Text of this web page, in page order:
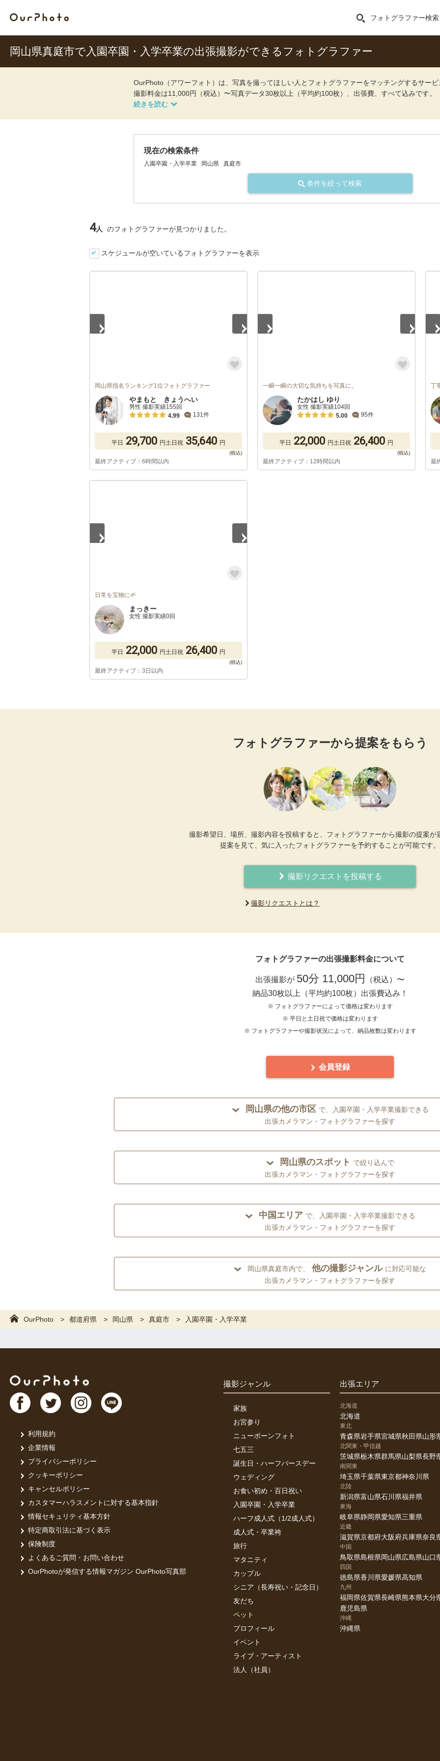
フォトグラファー検索
岡山県真庭市で入園卒園・入学卒業の出張撮影ができるフォトグラファー
OurPhoto（アワーフォト）は、写真を撮ってほしい人とフォトグラファーをマッチングするサービ
撮影料金は11,000円（税込）〜写真データ30枚以上（平均約100枚）、出張費、すべて込みです。
現在の検索条件
入園卒園・入学卒業 岡山県 真庭市
条件を絞って検索
4人 のフォトグラファーが見つかりました。
スケジュールが空いているフォトグラファーを表示
岡山県指名ランキング1位フォトグラファー
やまもと きょうへい
男性 撮影実績155回
4.99
131件
平日 29,700 円土日祝 35,640 円
最終アクティブ：6時間以内
一瞬一瞬の大切な気持ちを写真に。
たかはし ゆり
女性 撮影実績104回
5.00
95件
平日 22,000 円土日祝 26,400 円
最終アクティブ：12時間以内
丁
最
日常を宝物に🌱
まっきー
女性 撮影実績0回
平日 22,000 円土日祝 26,400 円
最終アクティブ：3日以内
フォトグラファーから提案をもらう
撮影希望日、場所、撮影内容を投稿すると、フォトグラファーから撮影の提案が
提案を見て、気に入ったフォトグラファーを予約することが可能です。
撮影リクエストを投稿する
撮影リクエストとは？
フォトグラファーの出張撮影料金について
出張撮影が 50分 11,000円
（税込）〜
納品30枚以上（平均約100枚）出張費込み！
※ フォトグラファーによって価格は変わります
※ 平日と土日祝で価格は変わります
※ フォトグラファーや撮影状況によって、納品枚数は変わります
会員登録
岡山県の他の市区 で、入園卒園・入学卒業撮影できる
出張カメラマン・フォトグラファーを探す
岡山県のスポット で絞り込んで
出張カメラマン・フォトグラファーを探す
中国エリア で、入園卒園・入学卒業撮影できる
出張カメラマン・フォトグラファーを探す
岡山県真庭市内で、 他の撮影ジャンル に対応可能な
出張カメラマン・フォトグラファーを探す
OurPhoto 都道府県 岡山県 真庭市 入園卒園・入学卒業
利用規約
企業情報
プライバシーポリシー
クッキーポリシー
キャンセルポリシー
カスタマーハラスメントに対する基本指針
情報セキュリティ基本方針
特定商取引法に基づく表示
保険制度
よくあるご質問・お問い合わせ
OurPhotoが発信する情報マガジン OurPhoto写真部
撮影ジャンル
家族
お宮参り
ニューボーンフォト
七五三
誕生日・ハーフバースデー
ウェディング
お食い初め・百日祝い
入園卒園・入学卒業
ハーフ成人式（1/2成人式）
成人式・卒業袴
旅行
マタニティ
カップル
シニア（長寿祝い・記念日）
友だち
ペット
プロフィール
イベント
ライブ・アーティスト
法人（社員）
出張エリア
北海道
北海道
東北
青森県岩手県宮城県秋田県山形
北関東・甲信越
茨城県栃木県群馬県山梨県長野
南関東
埼玉県千葉県東京都神奈川県
北陸
新潟県富山県石川県福井県
東海
岐阜県静岡県愛知県三重県
近畿
滋賀県京都府大阪府兵庫県奈良
中国
鳥取県島根県岡山県広島県山口
四国
徳島県香川県愛媛県高知県
九州
福岡県佐賀県長崎県熊本県大分
鹿児島県
沖縄
沖縄県